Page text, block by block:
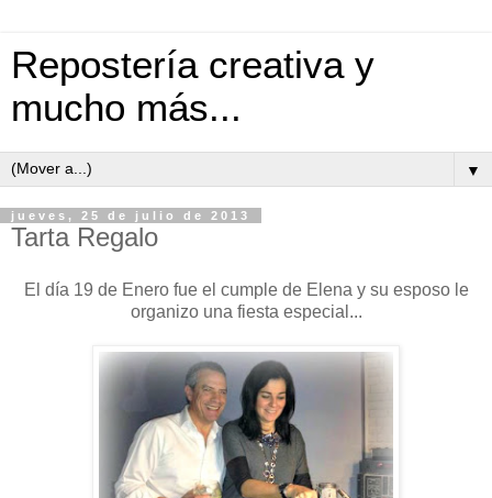
Repostería creativa y
mucho más...
▼
jueves, 25 de julio de 2013
Tarta Regalo
El día 19 de Enero fue el cumple de Elena y su esposo le
organizo una fiesta especial...